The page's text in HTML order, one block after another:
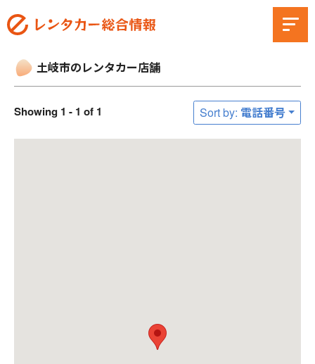
土岐市のレンタカー店舗
Showing 1 - 1 of 1 Sort by: 電話番号